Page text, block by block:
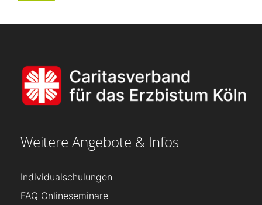
Weitere Angebote & Infos
Individualschulungen
FAQ Onlineseminare